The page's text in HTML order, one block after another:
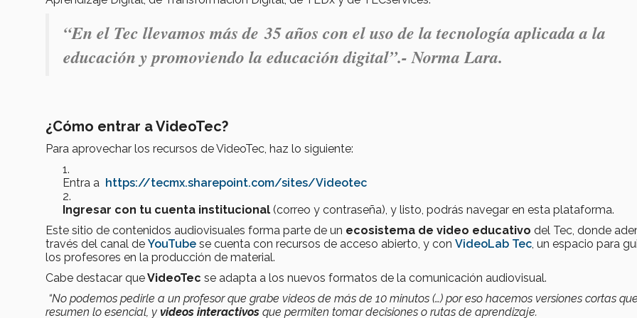
“En el Tec llevamos más de 35 años con el uso de la tecnología aplicada a la
educación y promoviendo la educación digital”.- Norma Lara.
¿Cómo entrar a VideoTec?
Para aprovechar los recursos de VideoTec, haz lo siguiente:
Entra a https://tecmx.sharepoint.com/sites/Videotec
Ingresar con tu cuenta institucional (correo y contraseña), y listo, podrás navegar en esta plataforma.
Este sitio de contenidos audiovisuales forma parte de un ecosistema de video educativo del Tec, donde
través del canal de YouTube se cuenta con recursos de acceso abierto, y con VideoLab Tec, un espacio para
los profesores en la producción de material.
Cabe destacar queVideoTec se adapta a los nuevos formatos de la comunicación audiovisual.
“No podemos pedirle a un profesor que grabe videos de más de 10 minutos (…) por eso hacemos versiones cortas que
resumen lo esencial, y videos interactivos que permiten tomar decisiones o rutas de aprendizaje.